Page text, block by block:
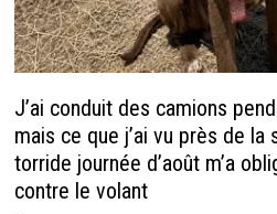
J’ai conduit des camions
mais ce que j’ai vu près de
torride journée d’août m’a
contre le volant